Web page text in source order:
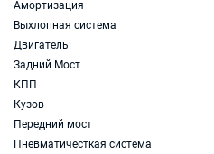
Амортизация
Выхлопная система
Двигатель
Задний Мост
КПП
Кузов
Передний мост
Пневматичесткая система